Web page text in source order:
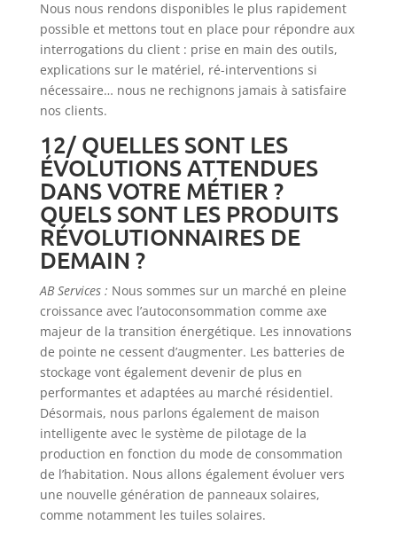
Nous nous rendons disponibles le plus rapidement
possible et mettons tout en place pour répondre aux
interrogations du client : prise en main des outils,
explications sur le matériel, ré-interventions si
nécessaire… nous ne rechignons jamais à satisfaire
nos clients.
12/ QUELLES SONT LES
ÉVOLUTIONS ATTENDUES
DANS VOTRE MÉTIER ?
QUELS SONT LES PRODUITS
RÉVOLUTIONNAIRES DE
DEMAIN ?
AB Services : Nous sommes sur un marché en pleine
croissance avec l’autoconsommation comme axe
majeur de la transition énergétique. Les innovations
de pointe ne cessent d’augmenter. Les batteries de
stockage vont également devenir de plus en
performantes et adaptées au marché résidentiel.
Désormais, nous parlons également de maison
intelligente avec le système de pilotage de la
production en fonction du mode de consommation
de l’habitation. Nous allons également évoluer vers
une nouvelle génération de panneaux solaires,
comme notamment les tuiles solaires.